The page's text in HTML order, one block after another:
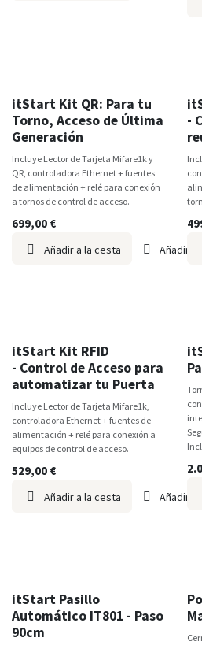
TOP VENTAS
itStart Kit QR: Para tu
Torno, Acceso de Última
Generación
Incluye Lector de Tarjeta Mifare1k y
QR, controladora Ethernet + fuentes
de alimentación + relé para conexión
a tornos de control de acceso.
699,00 €
Añadir a la cesta Añadir
-
itStart
itStart Kit RFID
- Control de Acceso para
automatizar tu Puerta
Incluye Lector de Tarjeta Mifare1k,
controladora Ethernet + fuentes de
alimentación + relé para conexión a
equipos de control de acceso.
529,00 €
Añadir a la cesta Añadir
itStart
itStart Pasillo
Automático IT801 - Paso
90cm